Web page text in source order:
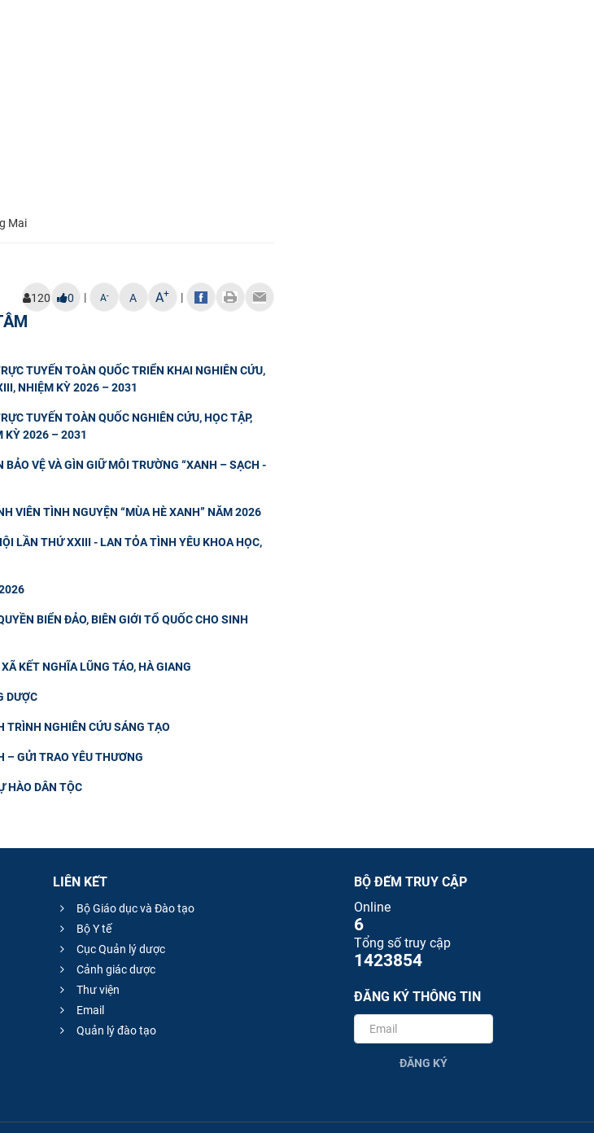
Mai
120 0 | A- A A+ |
TUYẾN TOÀN QUỐC TRIỂN KHAI NGHIÊN CỨU,
NHIỆM KỲ 2026 – 2031
TUYẾN TOÀN QUỐC NGHIÊN CỨU, HỌC TẬP,
KỲ 2026 – 2031
VỆ VÀ GÌN GIỮ MÔI TRƯỜNG “XANH – SẠCH -
VIÊN TÌNH NGUYỆN “MÙA HÈ XANH” NĂM 2026
LẦN THỨ XXIII - LAN TỎA TÌNH YÊU KHOA HỌC,
BIỂN ĐẢO, BIÊN GIỚI TỔ QUỐC CHO SINH
KẾT NGHĨA LŨNG TÁO, HÀ GIANG
DƯỢC
TRÌNH NGHIÊN CỨU SÁNG TẠO
– GỬI TRAO YÊU THƯƠNG
HÀO DÂN TỘC
LIÊN KẾT
Bộ Giáo dục và Đào tạo
Bộ Y tế
Cục Quản lý dược
Cảnh giác dược
Thư viện
Email
Quản lý đào tạo
BỘ ĐẾM TRUY CẬP
Online
6
Tổng số truy cập
1423854
ĐĂNG KÝ THÔNG TIN
ĐĂNG KÝ